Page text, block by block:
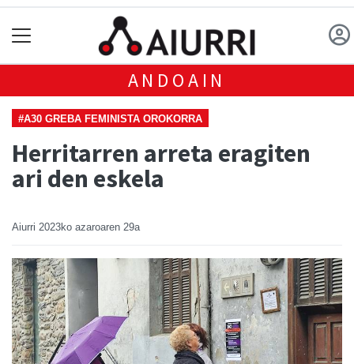
ANDOAIN
#A30 GREBA FEMINISTA OROKORRA
Herritarren arreta eragiten
ari den eskela
Aiurri 2023ko azaroaren 29a